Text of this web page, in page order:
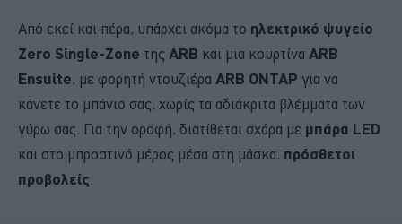
Από εκεί και πέρα, υπάρχει ακόμα το ηλεκτρικό ψυγείο
Zero Single-Zone της ARB και μια κουρτίνα ARB
Ensuite, με φορητή ντουζιέρα ARB ONTAP για να
κάνετε το μπάνιο σας, χωρίς τα αδιάκριτα βλέμματα των
γύρω σας. Για την οροφή, διατίθεται σχάρα με μπάρα LED
και στο μπροστινό μέρος μέσα στη μάσκα, πρόσθετοι
προβολείς